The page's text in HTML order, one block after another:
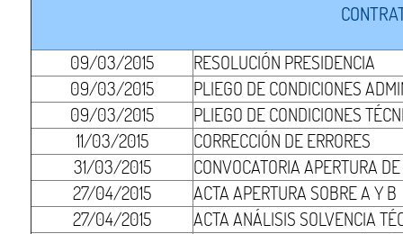
09/03/2015
RESOLUCIÓN PRESIDENCIA
09/03/2015
PLIEGO DE CONDICIONES
09/03/2015
PLIEGO DE CONDICIONES
11/03/2015
CORRECCIÓN DE ERRORES
31/03/2015
CONVOCATORIA APERTURA
27/04/2015
ACTA APERTURA SOBRE A Y B
27/04/2015
ACTA ANÁLISIS SOLVENCIA